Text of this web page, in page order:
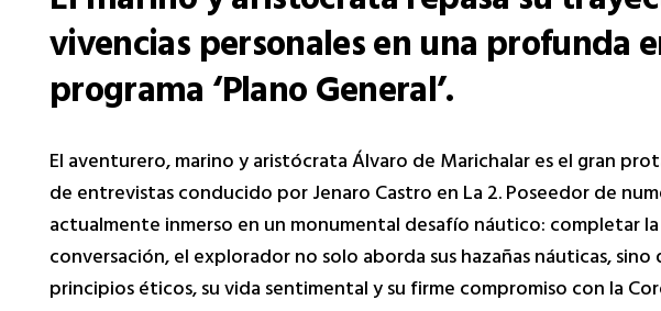
vivencias personales en una profunda
programa ‘Plano General’.
El aventurero, marino y aristócrata Álvaro de Marichalar es el gran
de entrevistas conducido por Jenaro Castro en La 2. Poseedor de
actualmente inmerso en un monumental desafío náutico: completar
conversación, el explorador no solo aborda sus hazañas náuticas,
principios éticos, su vida sentimental y su firme compromiso con la